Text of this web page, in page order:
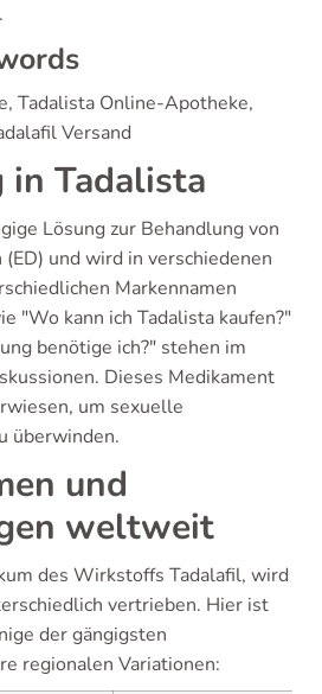
Tadalista Online-Apotheke,
Versand
in Tadalista
Lösung zur Behandlung von
und wird in verschiedenen
Markennamen
"Wo kann ich Tadalista kaufen?"
benötige ich?" stehen im
Dieses Medikament
um sexuelle
überwinden.
und
weltweit
des Wirkstoffs Tadalafil, wird
vertrieben. Hier ist
der gängigsten
regionalen Variationen: